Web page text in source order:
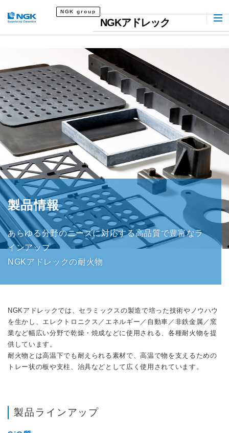
NGKアドレック
NGK group
製品情報
あらゆる分野のニーズに対応する高品質で豊富なラ
インアップ
NGKアドレックの耐火物
NGKアドレックでは、セラミックスの製造で培った技術やノウハウ
を生かし、エレクトロニクス／エネルギー／自動車／非鉄金属／窯
業など幅広い分野で乾燥・焼成などに使用される、各種耐火物を提
供しています。
耐火物とは高温下でも耐えられる素材で、高温で物を支えるための
トレー状の板や支柱、治具などとして広く使用されています。
製品ラインアップ